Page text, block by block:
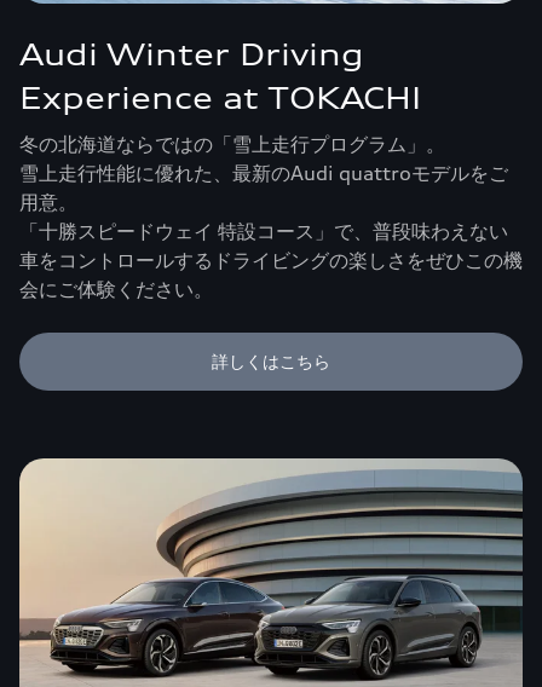
Audi Winter Driving
Experience at TOKACHI
冬の北海道ならではの「雪上走行プログラム」。
雪上走行性能に優れた、最新のAudi quattroモデルをご
用意。
「十勝スピードウェイ 特設コース」で、普段味わえない
車をコントロールするドライビングの楽しさをぜひこの機
会にご体験ください。
詳しくはこちら